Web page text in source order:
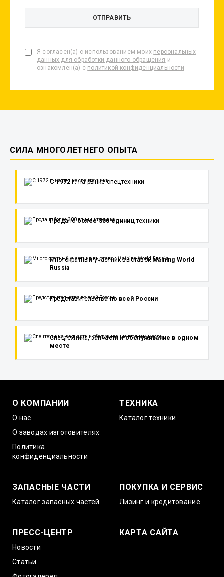
Я согласен(а) с использованием моих персональных
данных для обработки данного обращения и
ознакомлен(а) с политикой конфиденциальности
СИЛА МНОГОЛЕТНЕГО ОПЫТА
С 1972 г.на рынке спецтехники
Проданоболее 300 едиництехники
Многократный участник выставок Maining World
Russia
Представительствапо всей России
Спецтехника, запчасти иобслуживание в одном
месте
О КОМПАНИИ
О нас
О заводах изготовителях
Политика
конфиденциальности
ТЕХНИКА
Каталог техники
ЗАПАСНЫЕ ЧАСТИ
Каталог запасных частей
ПОКУПКА И СЕРВИС
Лизинг и кредитование
ПРЕСС-ЦЕНТР
Новости
Статьи
КАРТА САЙТА